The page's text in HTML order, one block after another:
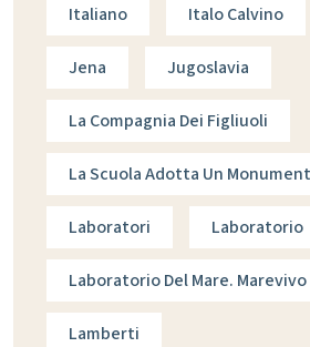
Italiano Italo Calvino
Jena Jugoslavia
La Compagnia Dei Figliuoli
La Scuola Adotta Un
Laboratori Laboratorio
Laboratorio Del Mare.
Lamberti